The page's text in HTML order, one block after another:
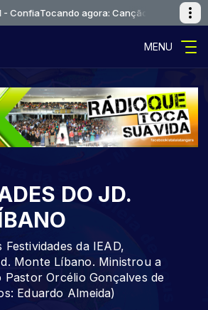
Tocando agora: Canção e Louvor - Live
MENU
DO JD.
da IEAD,
Monte Líbano. Ministrou a
Pastor Orcélio Gonçalves de
Eduardo Almeida)